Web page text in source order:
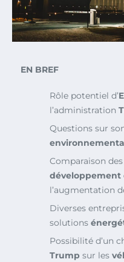
EN BREF
Rôle potentiel d’
l’administration
Questions sur
Comparaison
développement
l’augmentation
Diverses
solutions
Possibilité d’un
Trump sur les